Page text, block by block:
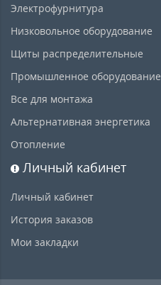
Электрофурнитура
Низковольное оборудование
Щиты распределительные
Промышленное оборудование
Все для монтажа
Альтернативная энергетика
Отопление
Личный кабинет
Личный кабинет
История заказов
Мои закладки